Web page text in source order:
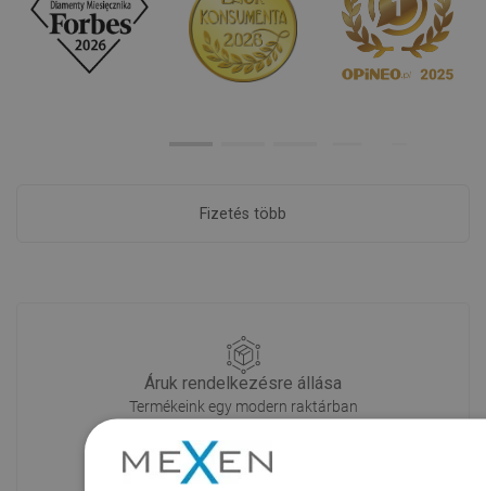
Fizetés több
Áruk rendelkezésre állása
Termékeink egy modern raktárban
szállításra!